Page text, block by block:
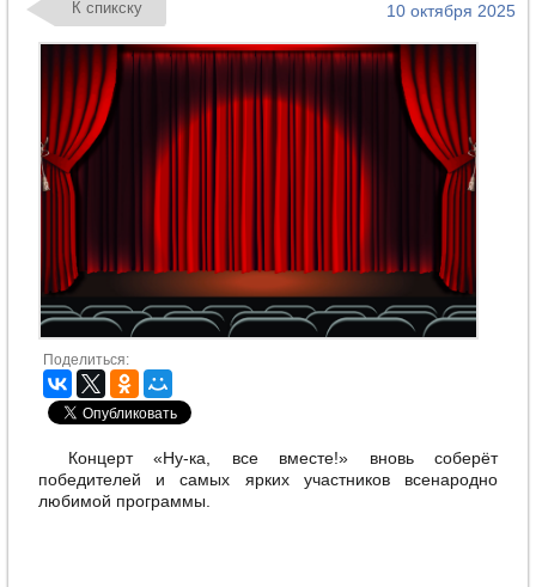
К спикску
Поделиться:
10 октября 2025
Концерт «Ну-ка, все вместе!» вновь соберёт
победителей и самых ярких участников всенародно
любимой программы.